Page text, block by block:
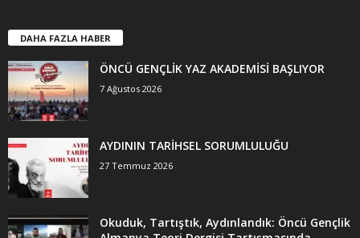
DAHA FAZLA HABER
ÖNCÜ GENÇLİK YAZ AKADEMİSİ BAŞLIYOR
7 Ağustos 2026
AYDININ TARİHSEL SORUMLULUĞU
27 Temmuz 2026
Okuduk, Tartıştık, Aydınlandık: Öncü Gençlik